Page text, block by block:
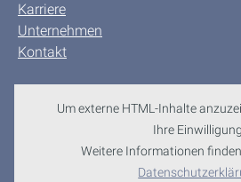
Karriere
Unternehmen
Kontakt
Um externe HTML-Inhalte
Ihre
Weitere Informationen